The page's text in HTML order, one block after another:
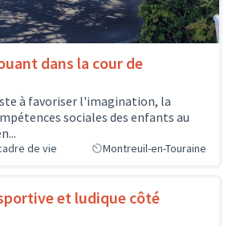
dans la cour de
à favoriser l'imagination, la
sociales des enfants au
de vie Montreuil-en-Touraine
et ludique côté